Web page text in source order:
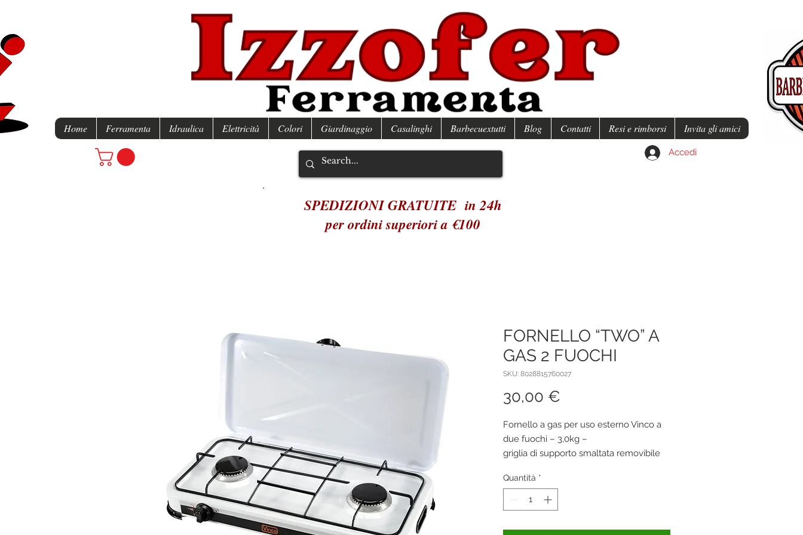
Home Ferramenta Idraulica Elettricità Colori Giardinaggio Casalinghi Barbecuextutti Blog Contatti Resi e rimborsi Invita gli amici
Accedi
SPEDIZIONI GRATUITE in 24h
per ordini superiori a €100
FORNELLO “TWO” A
GAS 2 FUOCHI
SKU: 8028815760027
30,00 €
Fornello a gas per uso esterno Vinco a
due fuochi – 3,0kg –
griglia di supporto smaltata removibile
Quantità *